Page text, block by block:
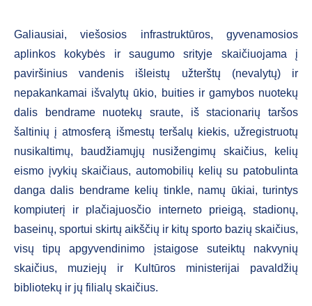
Galiausiai, viešosios infrastruktūros, gyvenamosios
aplinkos kokybės ir saugumo srityje skaičiuojama į
paviršinius vandenis išleistų užterštų (nevalytų) ir
nepakankamai išvalytų ūkio, buities ir gamybos nuotekų
dalis bendrame nuotekų sraute, iš stacionarių taršos
šaltinių į atmosferą išmestų teršalų kiekis, užregistruotų
nusikaltimų, baudžiamųjų nusižengimų skaičius, kelių
eismo įvykių skaičiaus, automobilių kelių su patobulinta
danga dalis bendrame kelių tinkle, namų ūkiai, turintys
kompiuterį ir plačiajuosčio interneto prieigą, stadionų,
baseinų, sportui skirtų aikščių ir kitų sporto bazių skaičius,
visų tipų apgyvendinimo įstaigose suteiktų nakvynių
skaičius, muziejų ir Kultūros ministerijai pavaldžių
bibliotekų ir jų filialų skaičius.